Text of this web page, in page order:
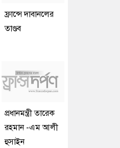
ফ্রান্সে দাবানলের
তাণ্ডব
প্রধানমন্ত্রী তারেক
রহমান -এম আলী
হুসাইন